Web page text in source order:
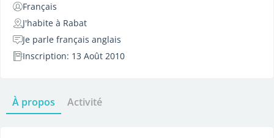
Français
J'habite à Rabat
Je parle français anglais
Inscription: 13 Août 2010
À propos Activité